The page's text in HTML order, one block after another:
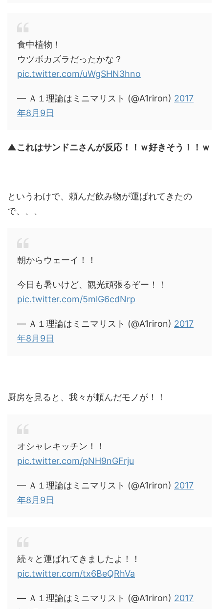
食中植物！
ウツボカズラだったかな？
pic.twitter.com/uWgSHN3hno
— Ａ１理論はミニマリスト (@A1riron) 2017
年8月9日
▲これはサンドニさんが反応！！ｗ好きそう！！ｗ
というわけで、頼んだ飲み物が運ばれてきたの
で、、、
朝からウェーイ！！
今日も暑いけど、観光頑張るぞー！！
pic.twitter.com/5mlG6cdNrp
— Ａ１理論はミニマリスト (@A1riron) 2017
年8月9日
厨房を見ると、我々が頼んだモノが！！
オシャレキッチン！！
pic.twitter.com/pNH9nGFrju
— Ａ１理論はミニマリスト (@A1riron) 2017
年8月9日
続々と運ばれてきましたよ！！
pic.twitter.com/tx6BeQRhVa
— Ａ１理論はミニマリスト (@A1riron) 2017